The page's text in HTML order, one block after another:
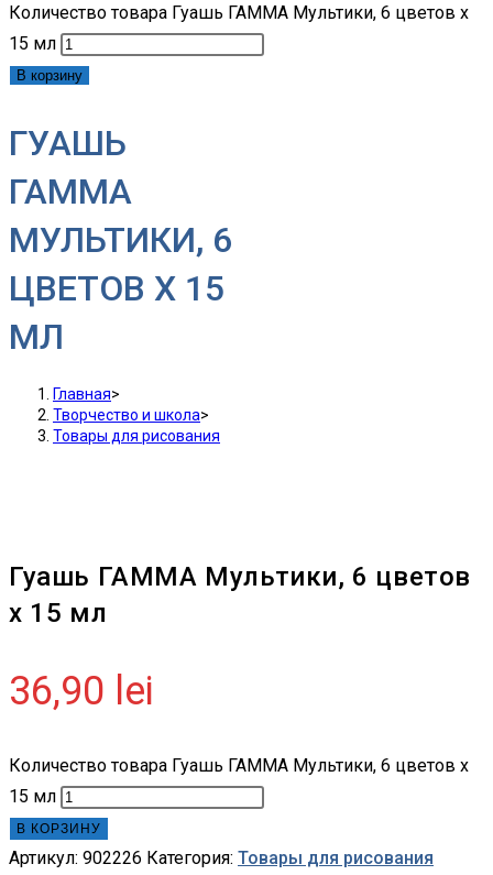
Количество товара Гуашь ГАММА Мультики, 6 цветов x
15 мл
В корзину
ГУАШЬ
ГАММА
МУЛЬТИКИ, 6
ЦВЕТОВ X 15
МЛ
Главная>
Творчество и школа>
Товары для рисования
Гуашь ГАММА Мультики, 6 цветов
x 15 мл
36,90 lei
Количество товара Гуашь ГАММА Мультики, 6 цветов x
15 мл
В КОРЗИНУ
Артикул: 902226 Категория: Товары для рисования